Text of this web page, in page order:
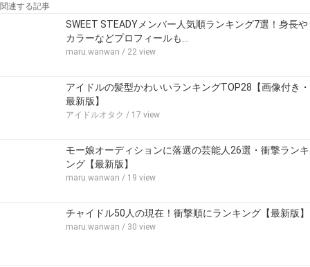
関連する記事
SWEET STEADYメンバー人気順ランキング7選！身長や
カラーなどプロフィールも…
maru.wanwan / 22 view
アイドルの髪型かわいいランキングTOP28【画像付き・
最新版】
アイドルオタク / 17 view
モー娘オーディションに落選の芸能人26選・衝撃ランキ
ング【最新版】
maru.wanwan / 19 view
チャイドル50人の現在！衝撃順にランキング【最新版】
maru.wanwan / 30 view